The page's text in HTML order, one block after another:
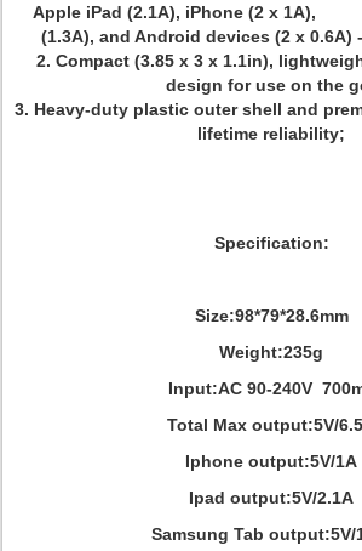
Apple iPad (2.1A), iPhone (2 x
(1.3A), and Android devices (2 x 0.6A)
2. Compact (3.85 x 3 x 1.1in),
design for use on the
3. Heavy-duty plastic outer shell and
lifetime reliability;
Specification:
Size:98*79*28.6mm
Weight:235g
Input:AC 90-240V
Total Max output:5V/
Iphone output:5V/1A
Ipad output:5V/2.1A
Samsung Tab output:5V/